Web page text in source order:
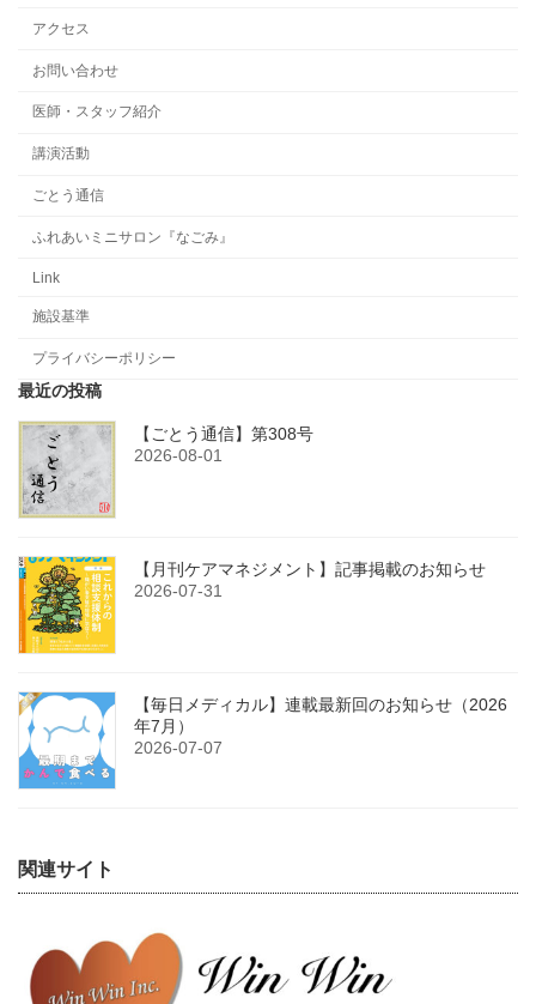
アクセス
お問い合わせ
医師・スタッフ紹介
講演活動
ごとう通信
ふれあいミニサロン『なごみ』
Link
施設基準
プライバシーポリシー
最近の投稿
【ごとう通信】第308号
2026-08-01
【月刊ケアマネジメント】記事掲載のお知らせ
2026-07-31
【毎日メディカル】連載最新回のお知らせ（2026
年7月）
2026-07-07
関連サイト